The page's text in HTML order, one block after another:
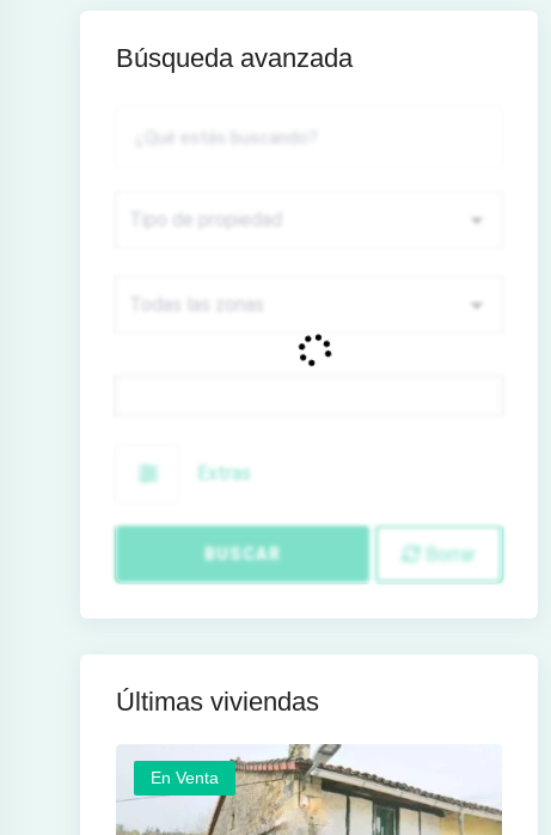
Búsqueda avanzada
Extras
BUSCAR Borrar
Últimas viviendas
En Venta